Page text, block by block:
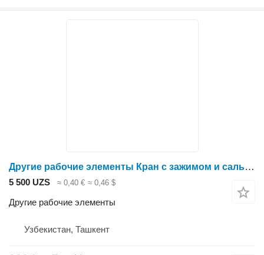
Другие рабочие элементы Кран с зажимом и сальником 16 мм для опрыскивателя
5 500 UZS ≈ 0,40 € ≈ 0,46 $
Другие рабочие элементы
Узбекистан, Ташкент